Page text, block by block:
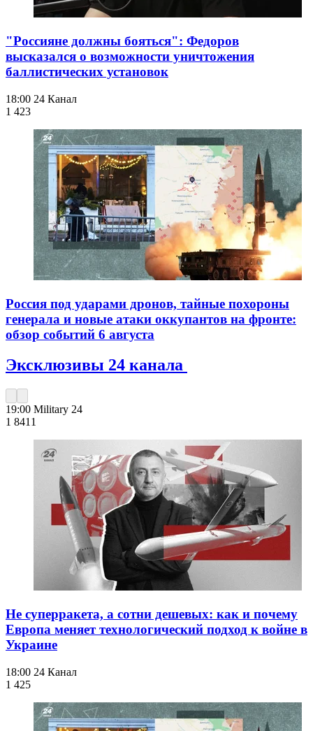
"Россияне должны бояться": Федоров
высказался о возможности уничтожения
баллистических установок
18:00 24 Канал
1 423
Россия под ударами дронов, тайные похороны
генерала и новые атаки оккупантов на фронте:
обзор событий 6 августа
Эксклюзивы 24 канала
19:00 Military 24
1 841 1
Не суперракета, а сотни дешевых: как и почему
Европа меняет технологический подход к войне в
Украине
18:00 24 Канал
1 425